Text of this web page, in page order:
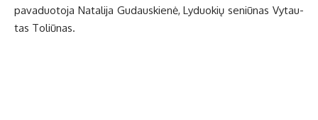
pa­va­duo­to­ja Na­ta­li­ja Gu­daus­kie­nė, Ly­duo­kių se­niū­nas Vy­tau­
tas To­liū­nas.